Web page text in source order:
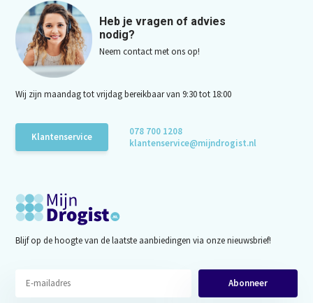
Heb je vragen of advies
nodig?
Neem contact met ons op!
Wij zijn maandag tot vrijdag bereikbaar van 9:30 tot 18:00
Klantenservice
078 700 1208
klantenservice@mijndrogist.nl
Blijf op de hoogte van de laatste aanbiedingen via onze nieuwsbrief!
Abonneer